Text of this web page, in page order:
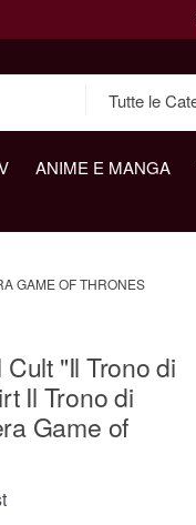
ANIME E MANGA
GAME OF THRONES
"Il Trono di
Il Trono di
Game of